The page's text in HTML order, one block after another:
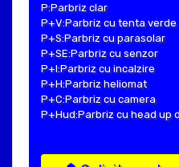
P:Parbriz clar
P+V:Parbriz cu tenta verde
P+S:Parbriz cu parasolar
P+SE:Parbriz cu senzor
P+I:Parbriz cu incalzire
P+H:Parbriz heliomat
P+C:Parbriz cu camera
P+Hud:Parbriz cu head up